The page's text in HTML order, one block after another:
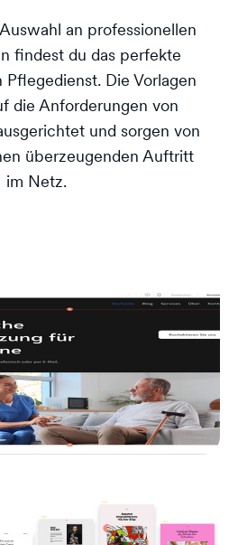
an professionellen
findest du das perfekte
Die Vorlagen
die Anforderungen von
und sorgen von
überzeugenden Auftritt
im Netz.